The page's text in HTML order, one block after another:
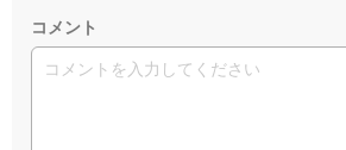
コメント